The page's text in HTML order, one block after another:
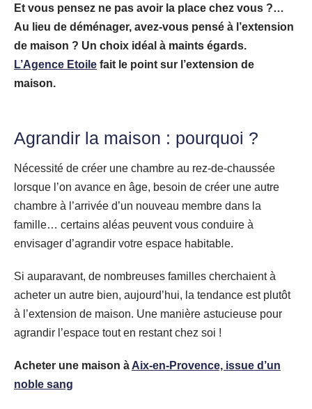
Et vous pensez ne pas avoir la place chez vous ?…
Au lieu de déménager, avez-vous pensé à l’extension
de maison ? Un choix idéal à maints égards.
L’Agence Etoile fait le point sur l’extension de
maison.
Agrandir la maison : pourquoi ?
Nécessité de créer une chambre au rez-de-chaussée
lorsque l’on avance en âge, besoin de créer une autre
chambre à l’arrivée d’un nouveau membre dans la
famille… certains aléas peuvent vous conduire à
envisager d’agrandir votre espace habitable.
Si auparavant, de nombreuses familles cherchaient à
acheter un autre bien, aujourd’hui, la tendance est plutôt
à l’extension de maison. Une manière astucieuse pour
agrandir l’espace tout en restant chez soi !
Acheter une maison à Aix-en-Provence, issue d’un
noble sang